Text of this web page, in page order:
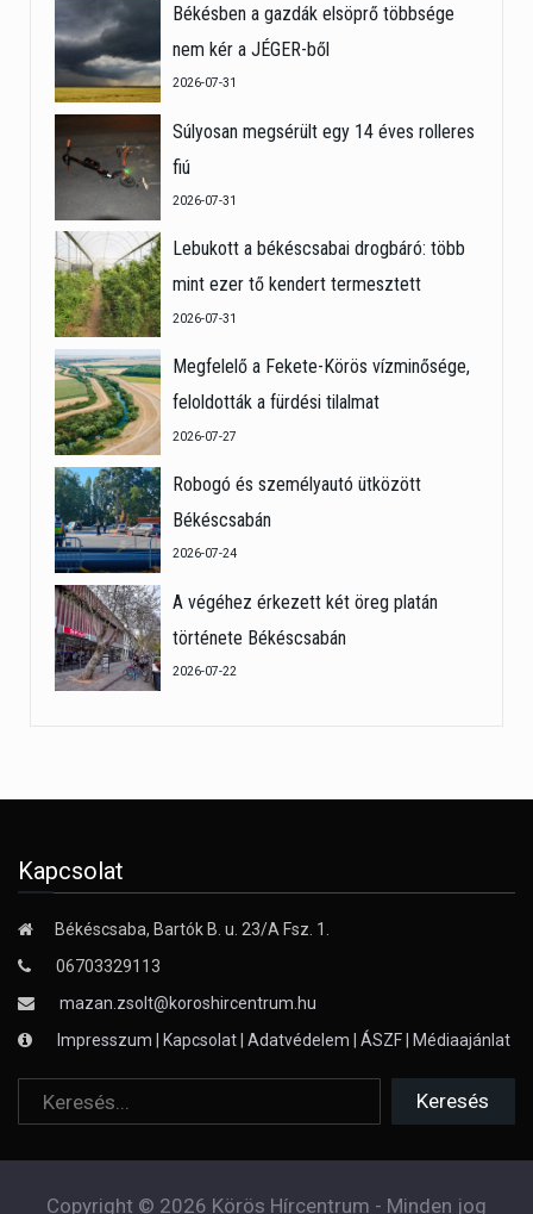
Békésben a gazdák elsöprő többsége
nem kér a JÉGER-ből
2026-07-31
Súlyosan megsérült egy 14 éves rolleres
fiú
2026-07-31
Lebukott a békéscsabai drogbáró: több
mint ezer tő kendert termesztett
2026-07-31
Megfelelő a Fekete-Körös vízminősége,
feloldották a fürdési tilalmat
2026-07-27
Robogó és személyautó ütközött
Békéscsabán
2026-07-24
A végéhez érkezett két öreg platán
története Békéscsabán
2026-07-22
Kapcsolat
Békéscsaba, Bartók B. u. 23/A Fsz. 1.
06703329113
mazan.zsolt@koroshircentrum.hu
Impresszum
Kapcsolat Adatvédelem ÁSZF Médiaajánlat
Copyright © 2026 Körös Hírcentrum - Minden jog